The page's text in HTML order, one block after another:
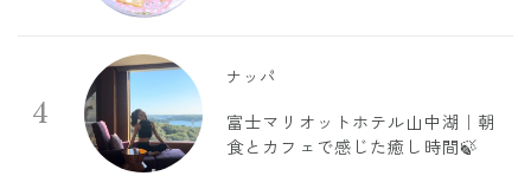
4
ナッパ
富士マリオットホテル山中湖｜朝
食とカフェで感じた癒し時間🍃